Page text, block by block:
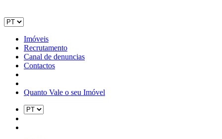
Imóveis
Recrutamento
Canal de denuncias
Contactos
Quanto Vale o seu Imóvel